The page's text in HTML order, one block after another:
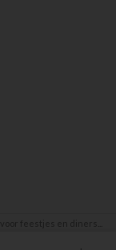
feestjes en diners...